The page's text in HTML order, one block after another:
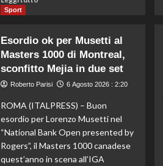
Storico
en
plein
agli
Europei
tuffi,
il
quinto
Sport
Esordio ok per Musetti al
Masters 1000 di Montreal,
sconfitto Mejia in due set
Roberto Parisi 6 Agosto 2026 : 2:20
ROMA (ITALPRESS) – Buon
esordio per Lorenzo Musetti nel
“National Bank Open presented by
Rogers”, il Masters 1000 canadese
quest’anno in scena all’IGA